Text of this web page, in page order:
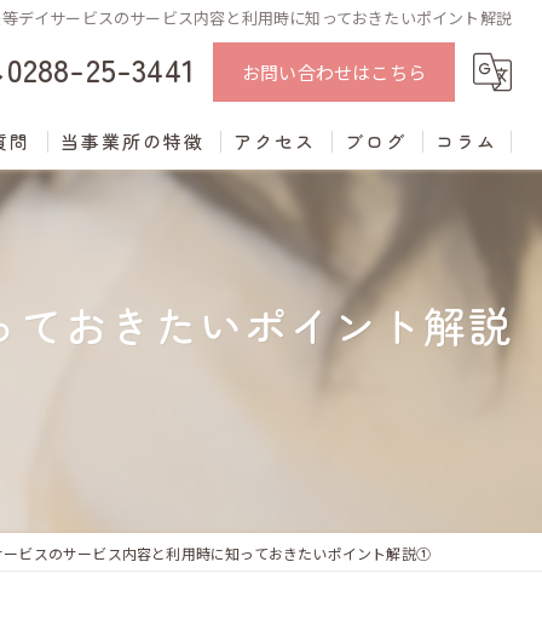
デイサービスのサービス内容と利用時に知っておきたいポイント解説
0288-25-3441 お問い合わせはこちら
問 当事業所の特徴
進学支援
アクセス ブログ コラム
おきたいポイント解説
ビスのサービス内容と利用時に知っておきたいポイント解説①